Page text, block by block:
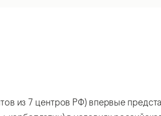
из 7 центров РФ) впервые